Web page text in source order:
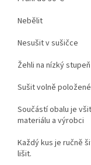
Nebělit
Nesušit v sušičce
Žehli na nízký
Sušit volně položené
Součástí obalu je
materiálu a výrobci
Každý kus je ručně
lišit.